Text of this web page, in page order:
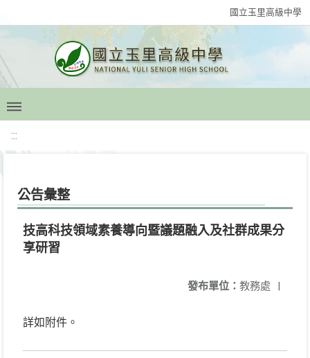
國立玉里高級中學
:::
公告彙整
技高科技領域素養導向暨議題融入及社群成果分
享研習
發布單位： 教務處 |
詳如附件。